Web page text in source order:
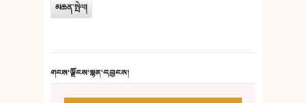
གངས་ལྗོངས་སྙན་དབྱངས།